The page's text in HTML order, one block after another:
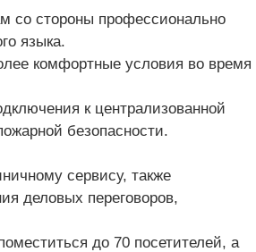
со стороны профессионально
языка.
комфортные условия во время
к централизованной
безопасности.
сервису, также
деловых переговоров,
до 70 посетителей, а